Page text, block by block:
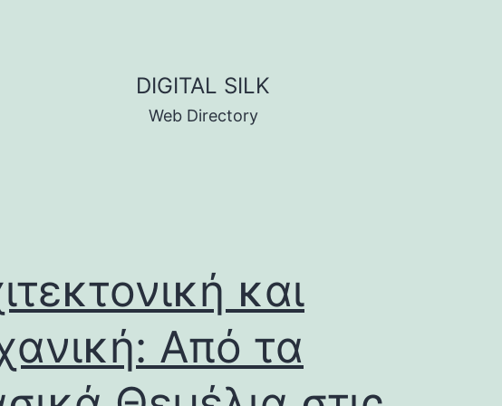
DIGITAL SILK
Web Directory
και
Από τα